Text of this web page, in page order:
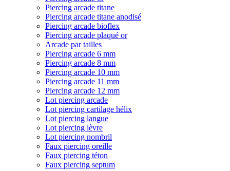
Piercing arcade titane
Piercing arcade titane anodisé
Piercing arcade bioflex
Piercing arcade plaqué or
Arcade par tailles
Piercing arcade 6 mm
Piercing arcade 8 mm
Piercing arcade 10 mm
Piercing arcade 11 mm
Piercing arcade 12 mm
Lot piercing arcade
Lot piercing cartilage hélix
Lot piercing langue
Lot piercing lèvre
Lot piercing nombril
Faux piercing oreille
Faux piercing téton
Faux piercing septum